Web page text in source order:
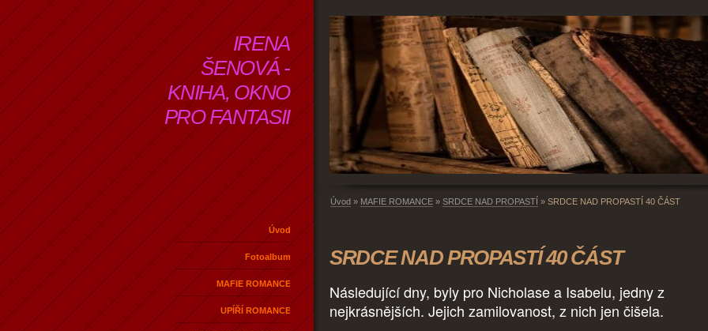
IRENA
ŠENOVÁ -
KNIHA, OKNO
PRO FANTASII
Úvod
Fotoalbum
MAFIE ROMANCE
UPÍŘÍ ROMANCE
Úvod » MAFIE ROMANCE » SRDCE NAD PROPASTÍ » SRDCE NAD PROPASTÍ 40 ČÁST
SRDCE NAD PROPASTÍ 40 ČÁST
Následující dny, byly pro Nicholase a Isabelu, jedny z
nejkrásnějších. Jejich zamilovanost, z nich jen čišela.